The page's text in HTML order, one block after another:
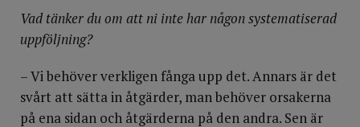
Vad tänker du om att ni inte har någon systematiserad
uppföljning?
– Vi behöver verkligen fånga upp det. Annars är det
svårt att sätta in åtgärder, man behöver orsakerna
på ena sidan och åtgärderna på den andra. Sen är